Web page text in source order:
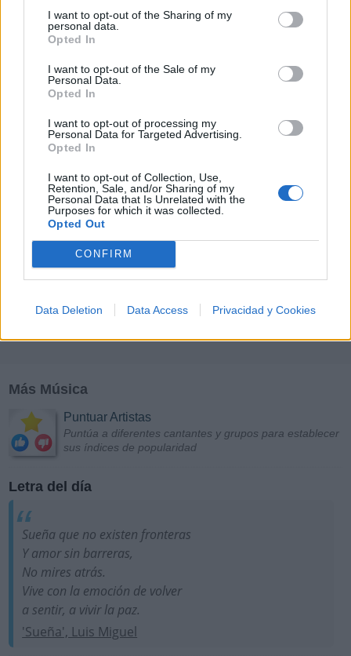
I want to opt-out of the Sharing of my
personal data.
Opted In
I want to opt-out of the Sale of my
Personal Data.
Opted In
I want to opt-out of processing my
Personal Data for Targeted Advertising.
Opted In
I want to opt-out of Collection, Use,
Retention, Sale, and/or Sharing of my
Personal Data that Is Unrelated with the
Purposes for which it was collected.
Opted Out
CONFIRM
Data Deletion Data Access Privacidad y Cookies
B C D
N
Z #
Más Música
Puntuar Artistas
Puntúa a diferentes cantantes y grupos para establecer
sus índices de popularidad
Letra del día
Sueña que no existen fronteras
Y amor sin barreras,
No mires atrás.
Vive con la emoción de volver
a sentir, a vivir la paz.
'Sueña', Luis Miguel